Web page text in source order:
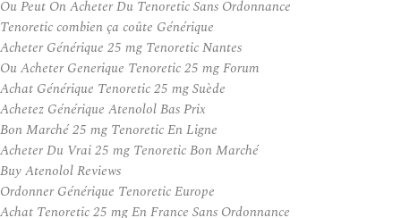
Ou Peut On Acheter Du Tenoretic Sans Ordonnance
Tenoretic combien ça coûte Générique
Acheter Générique 25 mg Tenoretic Nantes
Ou Acheter Generique Tenoretic 25 mg Forum
Achat Générique Tenoretic 25 mg Suède
Achetez Générique Atenolol Bas Prix
Bon Marché 25 mg Tenoretic En Ligne
Acheter Du Vrai 25 mg Tenoretic Bon Marché
Buy Atenolol Reviews
Ordonner Générique Tenoretic Europe
Achat Tenoretic 25 mg En France Sans Ordonnance